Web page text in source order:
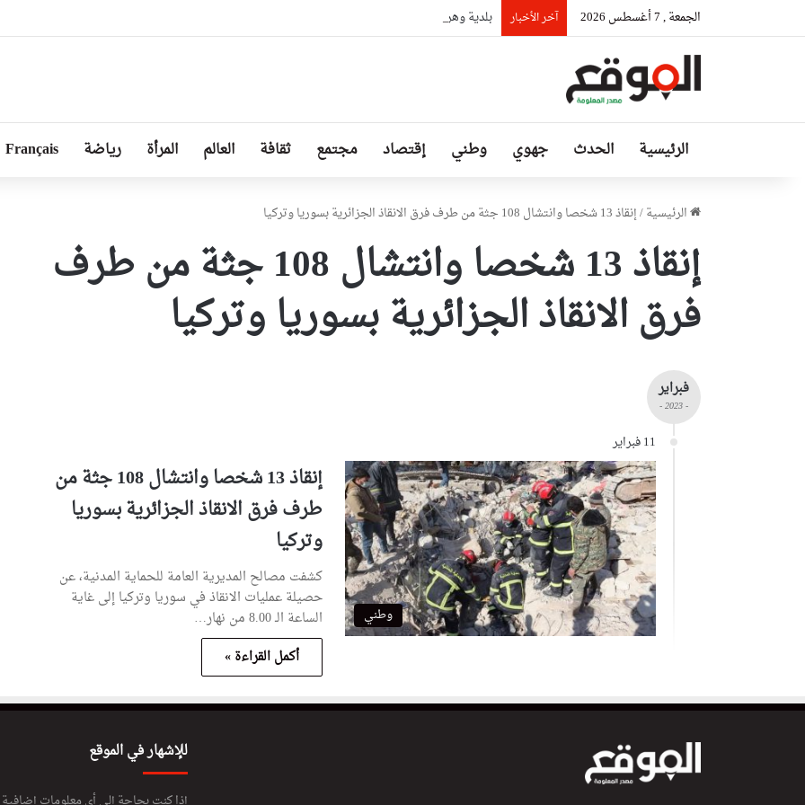
الجمعة , 7 أغسطس 2026 آخر الأخبار بلدية وهران تتجند غدا لحملة تطوعية كبرى لتنظيف مختلف المندوبيات
الرئيسية الحدث جهوي وطني إقتصاد مجتمع ثقافة العالم المرأة رياضة Français
الرئيسية/إنقاذ 13 شخصا وانتشال 108 جثة من طرف فرق الانقاذ الجزائرية بسوريا وتركيا
إنقاذ 13 شخصا وانتشال 108 جثة من طرف
فرق الانقاذ الجزائرية بسوريا وتركيا
فبراير
- 2023 -
11 فبراير
وطني
إنقاذ 13 شخصا وانتشال 108 جثة من
طرف فرق الانقاذ الجزائرية بسوريا
وتركيا
كشفت مصالح المديرية العامة للحماية المدنية، عن
حصيلة عمليات الانقاذ في سوريا وتركيا إلى غاية
الساعة الـ 8.00 من نهار…
أكمل القراءة »
للإشهار في الموقع